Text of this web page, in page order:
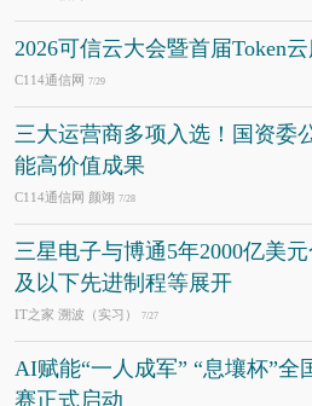
2026可信云大会暨首届Token
C114通信网 7/29
三大运营商多项入选！国资委
能高价值成果
C114通信网 颜翊 7/28
三星电子与博通5年2000亿美
及以下先进制程等展开
IT之家 溯波（实习） 7/27
AI赋能“一人成军” “息壤杯”全
赛正式启动